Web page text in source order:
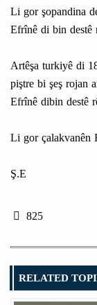
Li gor şopandina
Efrînê di bin
Artêşa turkiyê di
piştre bi şeş rojan
Efrînê dibin destê
Li gor çalakvanên
Ş.E
825
RELATED